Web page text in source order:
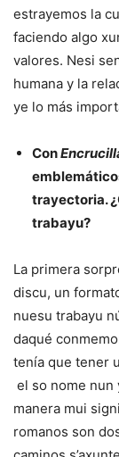
estrayemos la
faciendo algo
valores. Nesi
humana y la
ye lo más
Con
trayectoria.
trabayu?
La primera
discu, un
nuesu trabayu
daqué
tenía que tener
el so nome nun
manera mui
romanos son